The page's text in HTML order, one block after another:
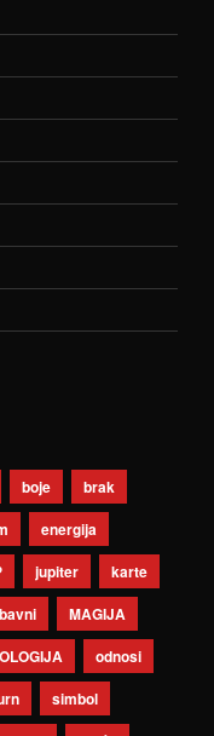
boje
brak
energija
jupiter
karte
MAGIJA
odnosi
simbol